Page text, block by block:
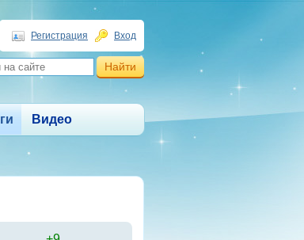
Регистрация Вход
Видео